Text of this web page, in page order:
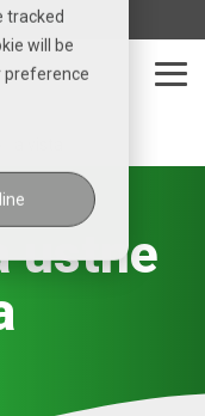
tracked
will be
preference
ustne